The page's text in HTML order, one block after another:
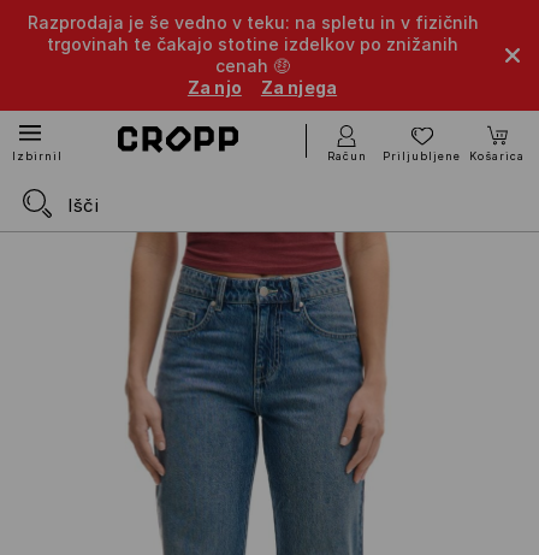
Razprodaja je še vedno v teku: na spletu in v fizičnih
trgovinah te čakajo stotine izdelkov po znižanih
cenah 🤑
Za njo
Za njega
Izbirnik Račun Priljubljene Košarica